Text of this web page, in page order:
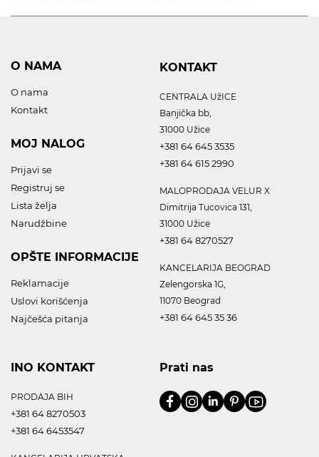
O NAMA
O nama
Kontakt
MOJ NALOG
Prijavi se
Registruj se
Lista želja
Narudžbine
OPŠTE INFORMACIJE
Reklamacije
Uslovi korišćenja
Najčešća pitanja
KONTAKT
CENTRALA UžICE
Banjička bb,
31000 Užice
+381 64 645 3535
+381 64 615 2990
MALOPRODAJA VELUR X
Dimitrija Tucovica 131,
31000 Užice
+381 64 8270527
KANCELARIJA BEOGRAD
Zelengorska 1G,
11070 Beograd
+381 64 645 35 36
INO KONTAKT
PRODAJA BIH
+381 64 8270503
+381 64 6453547
Prati nas